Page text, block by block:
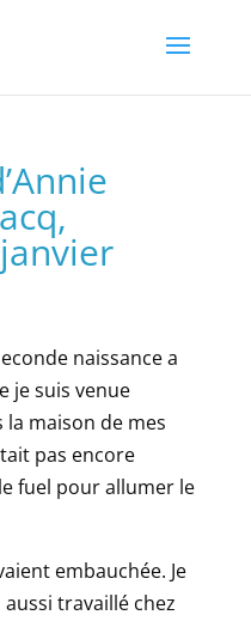
naissance a
je suis venue
la maison de mes
pas encore
fuel pour allumer le
embauchée. Je
aussi travaillé chez